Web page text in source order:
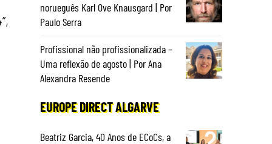
norueguês Karl Ove Knausgard | Por
Paulo Serra
Profissional não profissionalizada –
Uma reflexão de agosto | Por Ana
Alexandra Resende
EUROPE DIRECT ALGARVE
Beatriz Garcia, 40 Anos de ECoCs, a